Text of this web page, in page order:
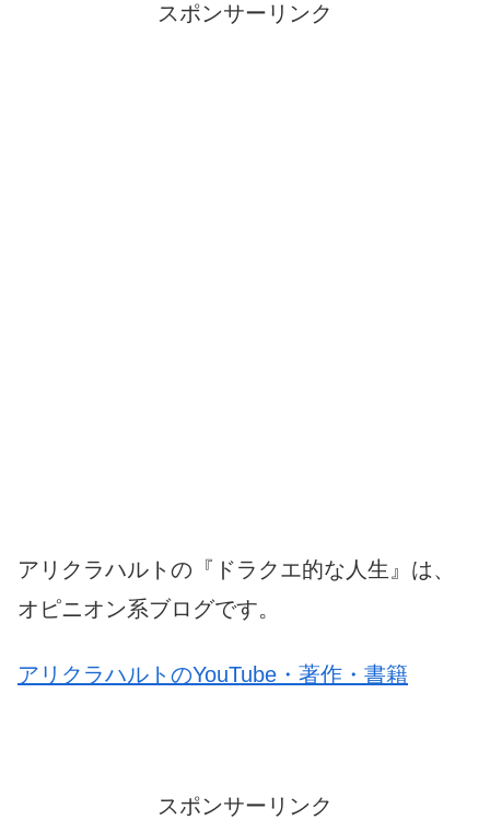
スポンサーリンク
アリクラハルトの『ドラクエ的な人生』は、
オピニオン系ブログです。
アリクラハルトのYouTube・著作・書籍
スポンサーリンク